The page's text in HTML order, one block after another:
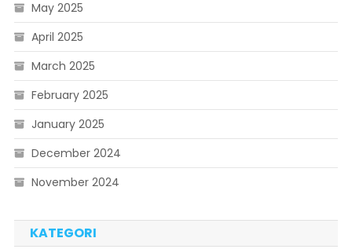
May 2025
April 2025
March 2025
February 2025
January 2025
December 2024
November 2024
KATEGORI